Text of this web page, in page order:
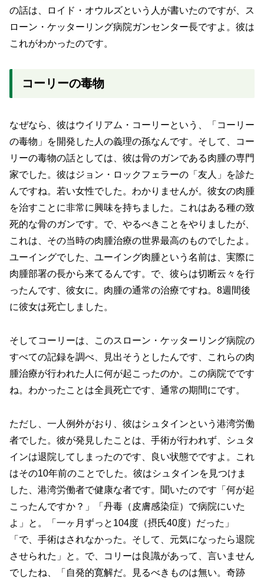
の話は、ロイド・オウルズという人が書いたのですが、ス
ローン・ケッターリング病院ガンセンター長ですよ。彼は
これがわかったのです。
コーリーの毒物
なぜなら、彼はウイリアム・コーリーという、「コーリー
の毒物」を開発した人の義理の孫なんです。そして、コー
リーの毒物の話としては、彼は骨のガンである肉腫の専門
家でした。彼はジョン・ロックフェラーの「友人」を診た
んですね。若い女性でした。わかりませんが。彼女の肉腫
を治すことに非常に興味を持ちました。これはある種の致
死的な骨のガンです。で、やるべきことをやりましたが、
これは、その当時の肉腫治療の世界最高のものでしたよ。
ユーイングでした、ユーイング肉腫という名前は、実際に
肉腫部署の長から来てるんです。で、彼らは切断云々を行
ったんです、彼女に。肉腫の通常の治療ですね。8週間後
に彼女は死亡しました。
そしてコーリーは、このスローン・ケッターリング病院の
すべての記録を調べ、見出そうとしたんです、これらの肉
腫治療が行われた人に何が起こったのか。この病院でです
ね。わかったことは全員死亡です、通常の期間にです。
ただし、一人例外がおり、彼はシュタインという港湾労働
者でした。彼が発見したことは、手術が行われず、シュタ
インは退院してしまったのです、良い状態でですよ。これ
はその10年前のことでした。彼はシュタインを見つけま
した、港湾労働者で健康な者です。聞いたのです「何が起
こったんですか？」「丹毒（皮膚感染症）で病院にいた
よ」と。「一ヶ月ずっと104度（摂氏40度）だった」
「で、手術はされなかった。そして、元気になったら退院
させられた」と。で、コリーは良識があって、言いません
でしたね、「自発的寛解だ。見るべきものは無い。奇跡